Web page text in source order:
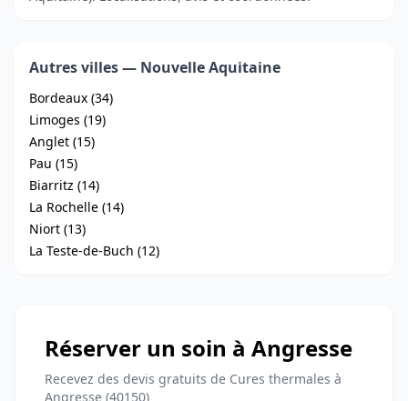
Autres villes — Nouvelle Aquitaine
Bordeaux (34)
Limoges (19)
Anglet (15)
Pau (15)
Biarritz (14)
La Rochelle (14)
Niort (13)
La Teste-de-Buch (12)
Réserver un soin à Angresse
Recevez des devis gratuits de Cures thermales à
Angresse (40150)